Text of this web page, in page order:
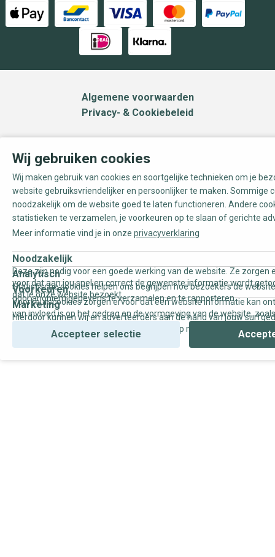
Algemene voorwaarden
Privacy- & Cookiebeleid
Wij gebruiken cookies
Wij maken gebruik van cookies en soortgelijke technieken om je
website gebruiksvriendelijker en persoonlijker te maken. Sommige
noodzakelijk om de website goed te laten functioneren. Andere
statistieken te verzamelen, je voorkeuren op te slaan of gerichte
Meer informatie vind je in onze privacyverklaring
Noodzakelijk
Deze zijn nodig voor een goede werking van de website. Ze zorgen
voor dat aan jou snel en correct de gewenste informatie wordt
dat je onze website bezoekt.
Analytisch
Statistische cookies helpen ons begrijpen hoe bezoekers de
door anoniem gegevens te verzamelen en te rapporteren.
Voorkeuren
Voorkeurscookies zorgen ervoor dat een website informatie kan
van invloed is op het gedrag en de vormgeving van de website,
Marketing
Hierdoor kunnen wij en adverteerders aan de hand van jouw
gepersonaliseerde online advertenties en op maat gemaakte
Accepteer selectie